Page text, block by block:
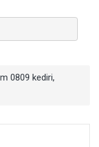
0809 kediri,